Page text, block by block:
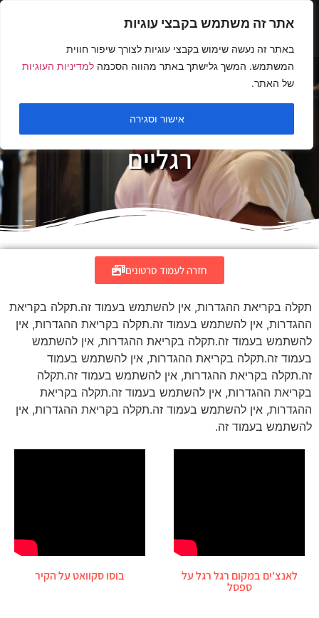
אתר זה משתמש בקבצי עוגיות
באתר זה נעשה שימוש בקבצי עוגיות לצורך שיפור חווית
המשתמש. המשך גלישתך באתר מהווה הסכמה למדיניות העוגיות
של האתר.
אישור וסגירה
סרטוני הדרכה לאימונים:
רגליים
חזרה לעמוד סרטונים
תקלה בקריאת ההגדרות, אין להשתמש בעמוד זה.תקלה בקריאת
ההגדרות, אין להשתמש בעמוד זה.תקלה בקריאת ההגדרות, אין
להשתמש בעמוד זה.תקלה בקריאת ההגדרות, אין להשתמש
בעמוד זה.תקלה בקריאת ההגדרות, אין להשתמש בעמוד
זה.תקלה בקריאת ההגדרות, אין להשתמש בעמוד זה.תקלה
בקריאת ההגדרות, אין להשתמש בעמוד זה.תקלה בקריאת
ההגדרות, אין להשתמש בעמוד זה.תקלה בקריאת ההגדרות, אין
להשתמש בעמוד זה.
לאנצ'ים במקום רגל רגל על
ספסל
בוסו סקוואט על הקיר